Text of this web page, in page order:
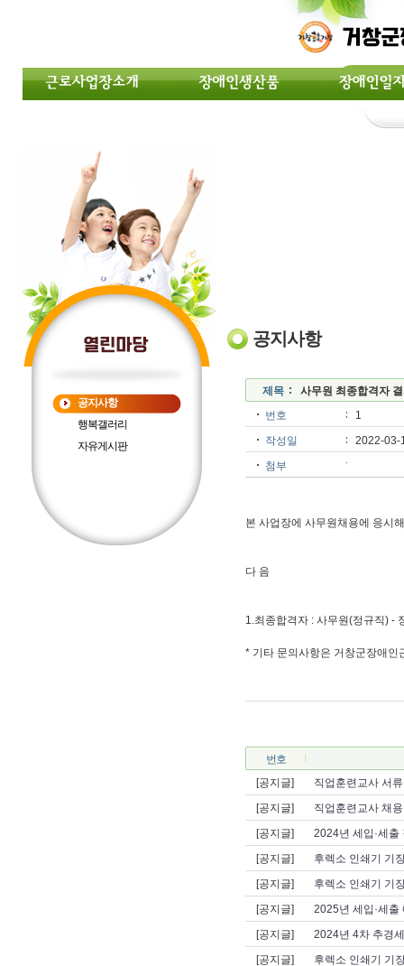
공지사항
행복갤러리
자유게시판
공지사항
제목
사무원 최종합격자
번호
1
작성일
2022-03-
첨부
본 사업장에 사무원채용에 응시
다 음
1.최종합격자 : 사무원(정규직) -
* 기타 문의사항은 거창군장애
번호
[공지글]
직업훈련교사 서
[공지글]
직업훈련교사 채
[공지글]
2024년 세입·세
[공지글]
후렉소 인쇄기 기
[공지글]
후렉소 인쇄기 기
[공지글]
2025년 세입·세
[공지글]
2024년 4차 추경
[공지글]
후렉소 인쇄기 기